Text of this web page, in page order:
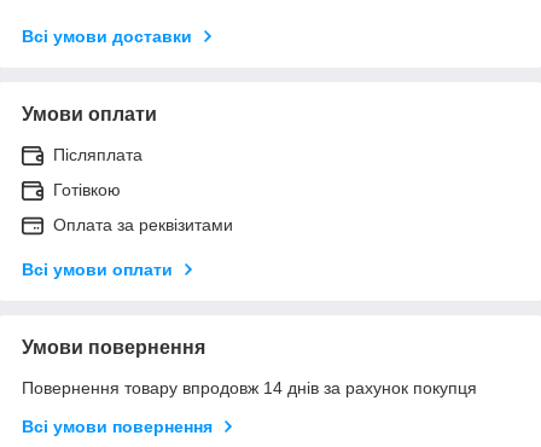
Всі умови доставки
Умови оплати
Післяплата
Готівкою
Оплата за реквізитами
Всі умови оплати
Умови повернення
Повернення товару впродовж 14 днів за рахунок покупця
Всі умови повернення